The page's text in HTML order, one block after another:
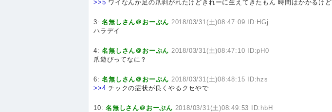
>>5 ワイなんか足の爪剥がれたけどきれーに生えてきたもん 時間はかかるけど
3:名無しさん＠おーぷん 2018/03/31(土)08:47:09 ID:HGj
ハラデイ
4:名無しさん＠おーぷん 2018/03/31(土)08:47:10 ID:pH0
爪遊びってなに？
6:名無しさん＠おーぷん 2018/03/31(土)08:48:15 ID:hzs
>>4 チックの症状が良くやるクセやで
10:名無しさん＠おーぷん 2018/03/31(土)08:49:53 ID:hbH